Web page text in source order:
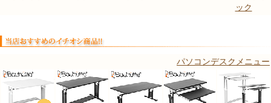
ック
パソコンデスクメニュー